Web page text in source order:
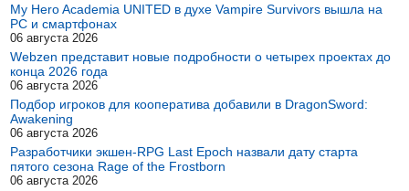
My Hero Academia UNITED в духе Vampire Survivors вышла на
PC и смартфонах
06 августа 2026
Webzen представит новые подробности о четырех проектах до
конца 2026 года
06 августа 2026
Подбор игроков для кооператива добавили в DragonSword:
Awakening
06 августа 2026
Разработчики экшен-RPG Last Epoch назвали дату старта
пятого сезона Rage of the Frostborn
06 августа 2026